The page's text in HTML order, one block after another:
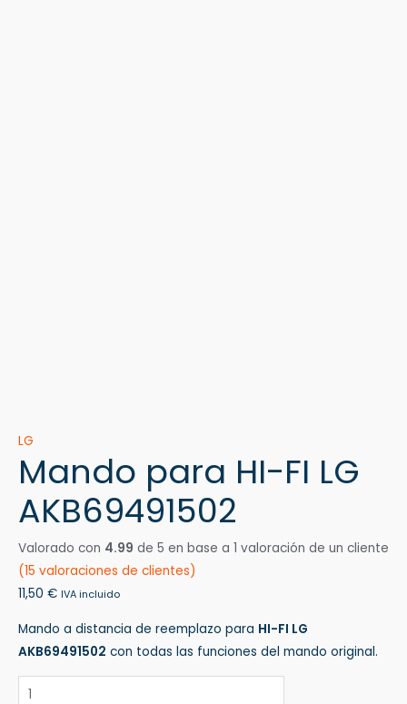
LG
Mando para HI-FI LG
AKB69491502
Valorado con 4.99 de 5 en base a 1 valoración de un cliente
(15 valoraciones de clientes)
11,50 € IVA incluido
Mando a distancia de reemplazo para HI-FI LG
AKB69491502 con todas las funciones del mando original.